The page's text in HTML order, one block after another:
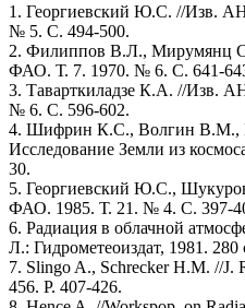
1. Георгиевский Ю.С. //Изв.
№ 5. С. 494-500.
2. Филиппов В.Л., Мирумянц
ФАО. Т. 7. 1970. № 6. С. 641-
3. Таварткиладзе К.А. //Изв.
№ 6. С. 596-602.
4. Шифрин К.С., Волгин В.М.,
Исследование Земли из
30.
5. Георгиевский Ю.С.,
ФАО. 1985. Т. 21. № 4. С. 397-
6. Радиация в облачной
Л.: Гидрометеоиздат, 1981. 280
7. Slingo A., Schrecker Н.M. //J.
456. P. 407-426.